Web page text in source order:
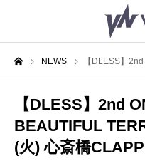
NEWS 【DLESS】2nd ONEMAN
【DLESS】2nd
BEAUTIFUL
(火) 心斎橋